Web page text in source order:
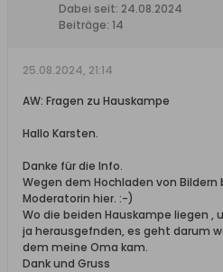
Dabei seit: 24.08.2024
Beiträge: 14
25.08.2024, 21:14
AW: Fragen zu Hauskampe
Hallo Karsten.
Danke für die Info.
Wegen dem Hochladen von
Moderatorin hier. :-)
Wo die beiden Hauskampe liegen ,
ja herausgefnden, es geht darum
dem meine Oma kam.
Dank und Gruss